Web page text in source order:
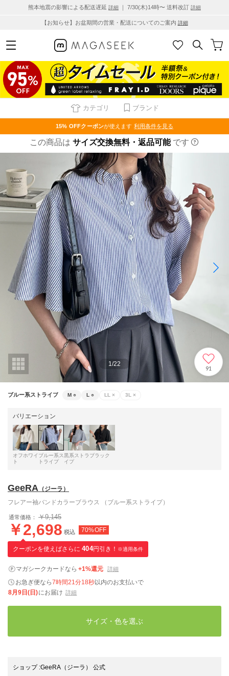
熊本地震の影響による配送遅延 詳細 ｜ 7/30(木)14時〜 送料改訂 詳細
【お知らせ】お盆期間の営業・配送についてのご案内 詳細
カテゴリ ブランド
15% OFFクーポンが使えます 利用条件を見る
この商品は サイズ交換無料・返品可能 です
1 /22
91
ブルー系ストライプ M ○ L ○ LL × 3L ×
バリエーション
オフホワイ
ト
ブルー系ス
トライプ
黒系ストラ
イプ
ブラック
GeeRA （ジーラ）
フレアー袖バンドカラーブラウス （ブルー系ストライプ）
通常価格： ￥9,145
￥2,698 税込 70%OFF
クーポンを使えばさらに 404円引き！ ※適用条件
マガシークカードなら +1%還元 詳細
お急ぎ便なら7時間21分17秒以内のお支払いで
8月9日(日)にお届け 詳細
サイズ・色を選ぶ
ショップ:GeeRA（ジーラ） 公式